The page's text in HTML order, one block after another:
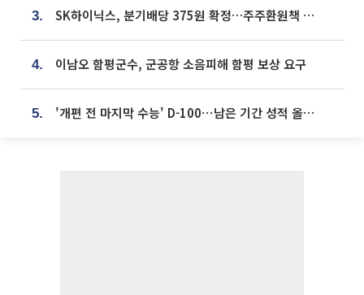
3. SK하이닉스, 분기배당 375원 확정…주주환원책 9월로 앞당겨 발표
4. 이남오 함평군수, 군공항 소음피해 함평 보상 요구
5. '개편 전 마지막 수능' D-100⋯남은 기간 성적 올릴 전략은